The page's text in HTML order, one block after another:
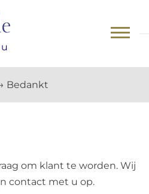
Bedankt
om klant te worden. Wij
contact met u op.